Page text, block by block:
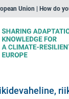
Union | How do